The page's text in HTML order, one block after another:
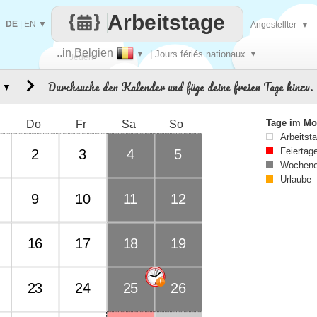
Jeden
..in Belgien ▼ | Jours fériés nationaux ▼
Arbeitstage
DE EN ▼ Angestellter ▼
Durchsuche den Kalender und füge deine freien Tage hinzu.
Do Fr Sa So
2 3 4 5
9 10 11 12
16 17 18 19
23 24 25 26
▼
Tage im
Urlaube